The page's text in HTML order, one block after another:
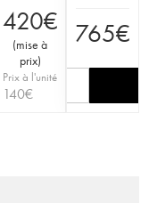
420€
(mise à
prix)
Prix à l'unité
140€
765€